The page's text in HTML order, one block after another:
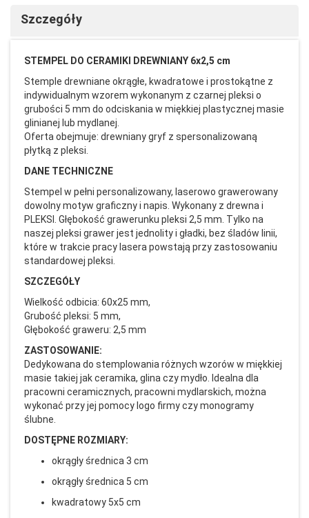
Szczegóły
STEMPEL DO CERAMIKI DREWNIANY 6x2,5 cm
Stemple drewniane okrągłe, kwadratowe i prostokątne z
indywidualnym wzorem wykonanym z czarnej pleksi o
grubości 5 mm do odciskania w miękkiej plastycznej masie
glinianej lub mydlanej.
Oferta obejmuje: drewniany gryf z spersonalizowaną
płytką z pleksi.
DANE TECHNICZNE
Stempel w pełni personalizowany, laserowo grawerowany
dowolny motyw graficzny i napis. Wykonany z drewna i
PLEKSI. Głębokość grawerunku pleksi 2,5 mm. Tylko na
naszej pleksi grawer jest jednolity i gładki, bez śladów linii,
które w trakcie pracy lasera powstają przy zastosowaniu
standardowej pleksi.
SZCZEGÓŁY
Wielkość odbicia: 60x25 mm,
Grubość pleksi: 5 mm,
Głębokość graweru: 2,5 mm
ZASTOSOWANIE:
Dedykowana do stemplowania różnych wzorów w miękkiej
masie takiej jak ceramika, glina czy mydło. Idealna dla
pracowni ceramicznych, pracowni mydlarskich, można
wykonać przy jej pomocy logo firmy czy monogramy
ślubne.
DOSTĘPNE ROZMIARY:
okrągły średnica 3 cm
okrągły średnica 5 cm
kwadratowy 5x5 cm